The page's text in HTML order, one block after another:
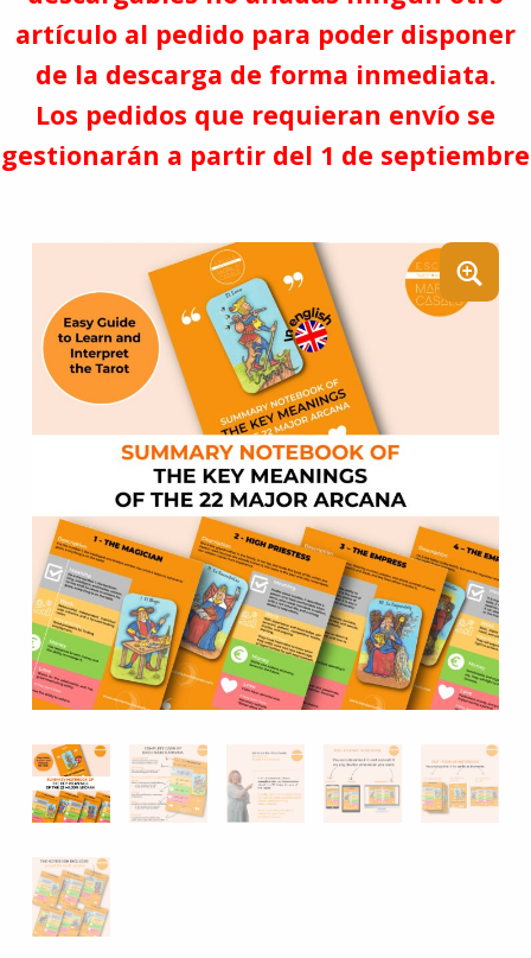
artículo al pedido para poder disponer
de la descarga de forma inmediata.
Los pedidos que requieran envío se
gestionarán a partir del 1 de septiembre